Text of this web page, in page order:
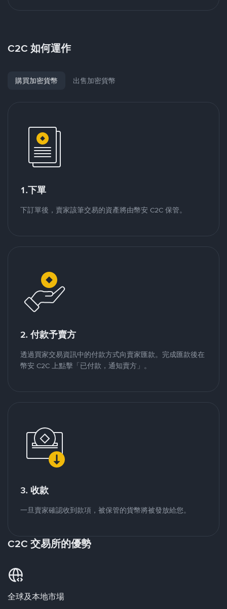
C2C 如何運作
購買加密貨幣 出售加密貨幣
1.下單
下訂單後，賣家該筆交易的資產將由幣安 C2C 保管。
2. 付款予賣方
透過買家交易資訊中的付款方式向賣家匯款。完成匯款後在
幣安 C2C 上點擊「已付款，通知賣方」。
3. 收款
一旦賣家確認收到款項，被保管的貨幣將被發放給您。
C2C 交易所的優勢
全球及本地市場